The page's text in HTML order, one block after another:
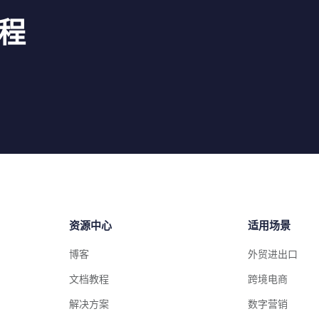
资源中心
博客
文档教程
解决方案
适用场景
外贸进出口
跨境电商
数字营销